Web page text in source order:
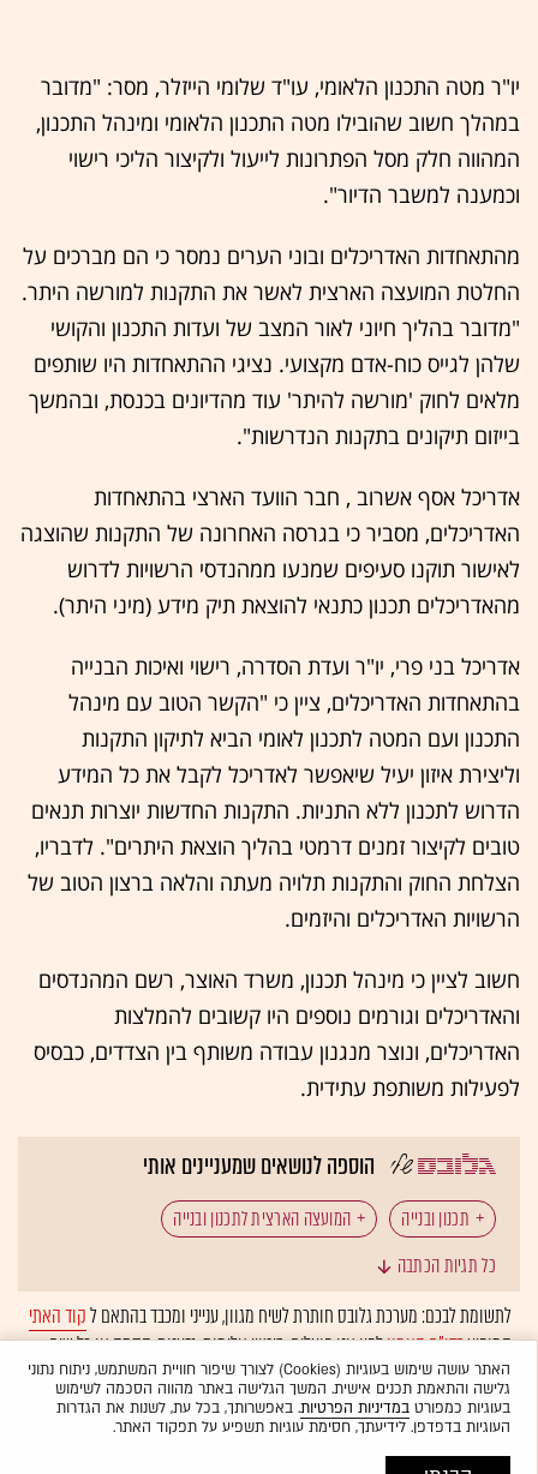
יו"ר מטה התכנון הלאומי, עו"ד שלומי הייזלר, מסר: "מדובר
במהלך חשוב שהובילו מטה התכנון הלאומי ומינהל התכנון,
המהווה חלק מסל הפתרונות לייעול ולקיצור הליכי רישוי
וכמענה למשבר הדיור".
מהתאחדות האדריכלים ובוני הערים נמסר כי הם מברכים על
החלטת המועצה הארצית לאשר את התקנות למורשה היתר.
"מדובר בהליך חיוני לאור המצב של ועדות התכנון והקושי
שלהן לגייס כוח-אדם מקצועי. נציגי ההתאחדות היו שותפים
מלאים לחוק 'מורשה להיתר' עוד מהדיונים בכנסת, ובהמשך
בייזום תיקונים בתקנות הנדרשות".
אדריכל אסף אשרוב , חבר הוועד הארצי בהתאחדות
האדריכלים, מסביר כי בגרסה האחרונה של התקנות שהוצגה
לאישור תוקנו סעיפים שמנעו ממהנדסי הרשויות לדרוש
מהאדריכלים תכנון כתנאי להוצאת תיק מידע (מיני היתר).
אדריכל בני פרי, יו"ר ועדת הסדרה, רישוי ואיכות הבנייה
בהתאחדות האדריכלים, ציין כי "הקשר הטוב עם מינהל
התכנון ועם המטה לתכנון לאומי הביא לתיקון התקנות
וליצירת איזון יעיל שיאפשר לאדריכל לקבל את כל המידע
הדרוש לתכנון ללא התניות. התקנות החדשות יוצרות תנאים
טובים לקיצור זמנים דרמטי בהליך הוצאת היתרים". לדבריו,
הצלחת החוק והתקנות תלויה מעתה והלאה ברצון הטוב של
הרשויות האדריכלים והיזמים.
חשוב לציין כי מינהל תכנון, משרד האוצר, רשם המהנדסים
והאדריכלים וגורמים נוספים היו קשובים להמלצות
האדריכלים, ונוצר מנגנון עבודה משותף בין הצדדים, כבסיס
לפעילות משותפת עתידית.
הוספה לנושאים שמעניינים אותי
תכנון ובנייה המועצה הארצית לתכנון ובנייה
כל תגיות הכתבה
לתשומת לבכם: מערכת גלובס חותרת לשיח מגוון, ענייני ומכבד בהתאם לקוד האתי
המופיעבדו"ח האמוןלפיו אנו פועלים. ביטויי אלימות, גזענות, הסתה או כל שיח
בלתי הולם אחר מסוננים בצורהאוטומטיתולא יפורסמו באתר.
האתר עושה שימוש בעוגיות (Cookies) לצורך שיפור חוויית המשתמש, ניתוח נתוני
גלישה והתאמת תכנים אישית. המשך הגלישה באתר מהווה הסכמה לשימוש
בעוגיות כמפורטבמדיניות הפרטיות. באפשרותך, בכל עת, לשנות את הגדרות
העוגיות בדפדפן. לידיעתך, חסימת עוגיות תשפיע על תפקוד האתר.